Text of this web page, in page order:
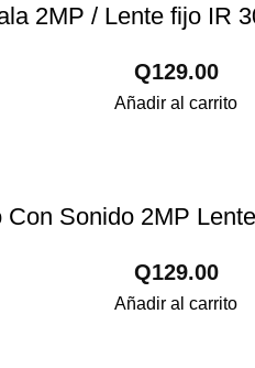
2MP / Lente fijo IR
Q129.00
Añadir al carrito
Sonido 2MP
Q129.00
Añadir al carrito